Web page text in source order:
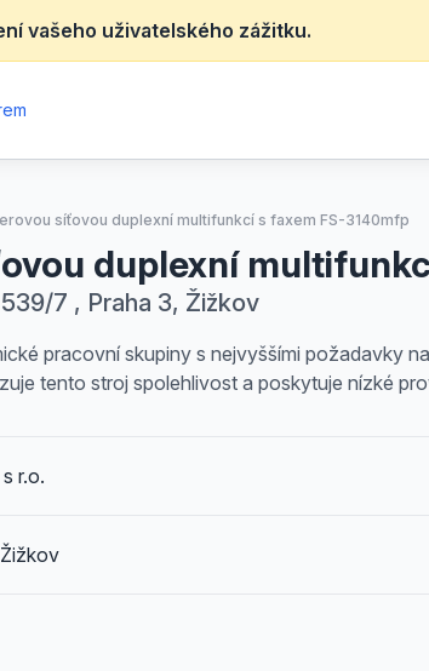
vašeho uživatelského zážitku.
síťovou duplexní multifunkcí s faxem FS-3140mfp
duplexní
7 , Praha 3, Žižkov
pracovní skupiny s nejvyššími požadavky
tento stroj spolehlivost a poskytuje nízké
r.o.